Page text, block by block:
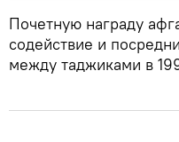
Почетную награду
содействие и
между таджиками в